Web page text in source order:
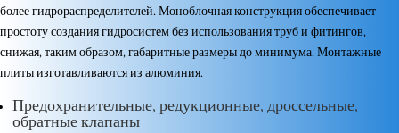
более гидрораспределителей. Моноблочная конструкция обеспечивает
простоту создания гидросистем без использования труб и фитингов,
снижая, таким образом, габаритные размеры до минимума. Монтажные
плиты изготавливаются из алюминия.
Предохранительные, редукционные, дроссельные,
обратные клапаны